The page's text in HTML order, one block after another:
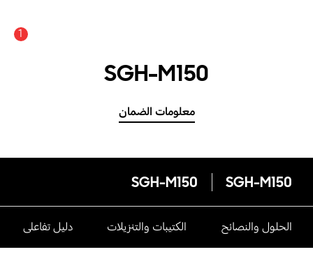
1
SGH-M150
معلومات الضمان
SGH-M150
SGH-M150
الحلول والنصائح الكتيبات والتنزيلات دليل تفاعلى